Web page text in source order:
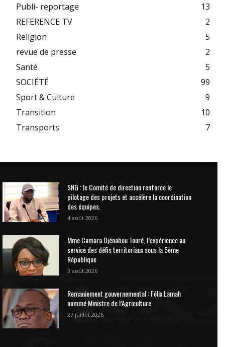
Publi- reportage
13
REFERENCE TV
2
Religion
5
revue de presse
2
Santé
5
SOCIÉTÉ
99
Sport & Culture
9
Transition
10
Transports
7
SNG : le Comité de direction renforce le
pilotage des projets et accélère la coordination
des équipes.
4 août 2026
Mme Camara Djénabou Touré, l’expérience au
service des défis territoriaux sous la 5ème
République
3 août 2026
Remaniement gouvernemental : Félix Lamah
nommé Ministre de l’Agriculture.
27 juillet 2026